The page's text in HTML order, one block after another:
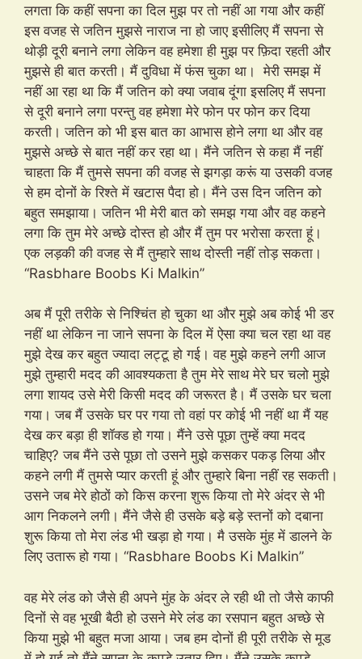
लगता कि कहीं सपना का दिल मुझ पर तो नहीं आ गया और कहीं
इस वजह से जतिन मुझसे नाराज ना हो जाए इसीलिए मैं सपना से
थोड़ी दूरी बनाने लगा लेकिन वह हमेशा ही मुझ पर फ़िदा रहती और
मुझसे ही बात करती। मैं दुविधा में फंस चुका था। मेरी समझ में
नहीं आ रहा था कि मैं जतिन को क्या जवाब दूंगा इसलिए मैं सपना
से दूरी बनाने लगा परन्तु वह हमेशा मेरे फोन पर फोन कर दिया
करती। जतिन को भी इस बात का आभास होने लगा था और वह
मुझसे अच्छे से बात नहीं कर रहा था। मैंने जतिन से कहा मैं नहीं
चाहता कि मैं तुमसे सपना की वजह से झगड़ा करूं या उसकी वजह
से हम दोनों के रिश्ते में खटास पैदा हो। मैंने उस दिन जतिन को
बहुत समझाया। जतिन भी मेरी बात को समझ गया और वह कहने
लगा कि तुम मेरे अच्छे दोस्त हो और मैं तुम पर भरोसा करता हूं।
एक लड़की की वजह से मैं तुम्हारे साथ दोस्ती नहीं तोड़ सकता।
“Rasbhare Boobs Ki Malkin”
अब मैं पूरी तरीके से निश्चिंत हो चुका था और मुझे अब कोई भी डर
नहीं था लेकिन ना जाने सपना के दिल में ऐसा क्या चल रहा था वह
मुझे देख कर बहुत ज्यादा लट्टू हो गई। वह मुझे कहने लगी आज
मुझे तुम्हारी मदद की आवश्यकता है तुम मेरे साथ मेरे घर चलो मुझे
लगा शायद उसे मेरी किसी मदद की जरूरत है। मैं उसके घर चला
गया। जब मैं उसके घर पर गया तो वहां पर कोई भी नहीं था मैं यह
देख कर बड़ा ही शॉक्ड हो गया। मैंने उसे पूछा तुम्हें क्या मदद
चाहिए? जब मैंने उसे पूछा तो उसने मुझे कसकर पकड़ लिया और
कहने लगी मैं तुमसे प्यार करती हूं और तुम्हारे बिना नहीं रह सकती।
उसने जब मेरे होठों को किस करना शुरू किया तो मेरे अंदर से भी
आग निकलने लगी। मैंने जैसे ही उसके बड़े बड़े स्तनों को दबाना
शुरू किया तो मेरा लंड भी खड़ा हो गया। मै उसके मुंह में डालने के
लिए उतारू हो गया। “Rasbhare Boobs Ki Malkin”
वह मेरे लंड को जैसे ही अपने मुंह के अंदर ले रही थी तो जैसे काफी
दिनों से वह भूखी बैठी हो उसने मेरे लंड का रसपान बहुत अच्छे से
किया मुझे भी बहुत मजा आया। जब हम दोनों ही पूरी तरीके से मूड